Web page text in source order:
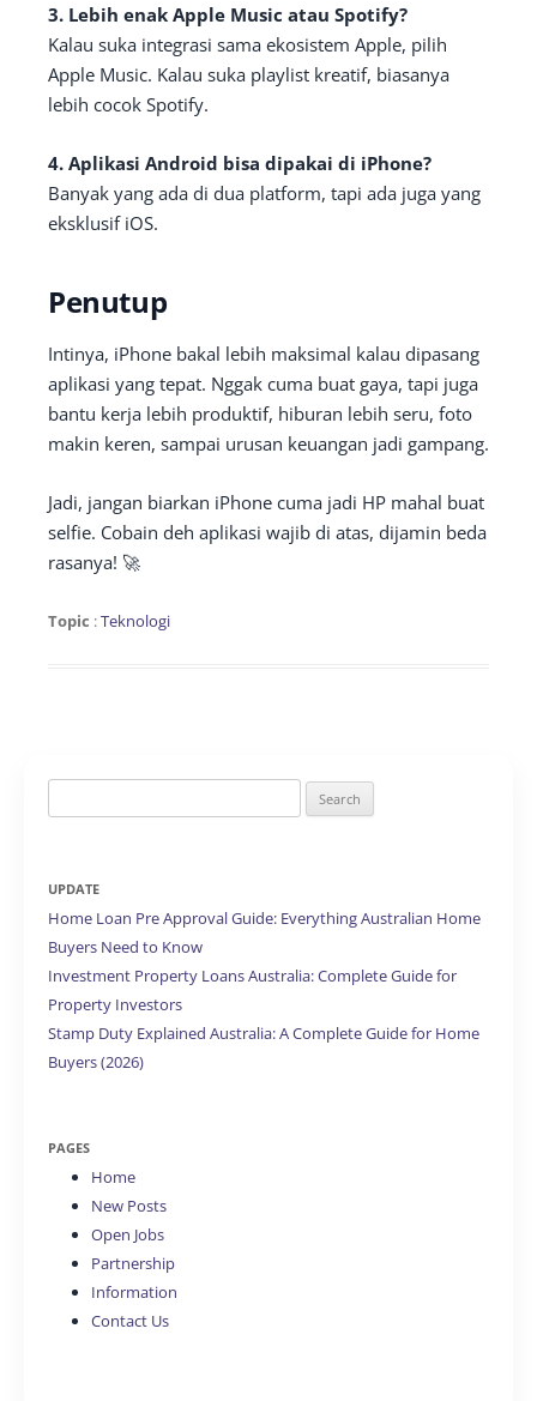
3. Lebih enak Apple Music atau Spotify?
Kalau suka integrasi sama ekosistem Apple, pilih
Apple Music. Kalau suka playlist kreatif, biasanya
lebih cocok Spotify.
4. Aplikasi Android bisa dipakai di iPhone?
Banyak yang ada di dua platform, tapi ada juga yang
eksklusif iOS.
Penutup
Intinya, iPhone bakal lebih maksimal kalau dipasang
aplikasi yang tepat. Nggak cuma buat gaya, tapi juga
bantu kerja lebih produktif, hiburan lebih seru, foto
makin keren, sampai urusan keuangan jadi gampang.
Jadi, jangan biarkan iPhone cuma jadi HP mahal buat
selfie. Cobain deh aplikasi wajib di atas, dijamin beda
rasanya! 🚀
Topic :Teknologi
for:
UPDATE
Home Loan Pre Approval Guide: Everything Australian Home
Buyers Need to Know
Investment Property Loans Australia: Complete Guide for
Property Investors
Stamp Duty Explained Australia: A Complete Guide for Home
Buyers (2026)
PAGES
Home
New Posts
Open Jobs
Partnership
Information
Contact Us